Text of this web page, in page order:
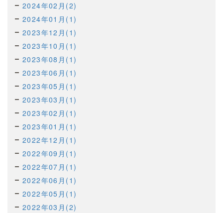
2024年02月(2)
2024年01月(1)
2023年12月(1)
2023年10月(1)
2023年08月(1)
2023年06月(1)
2023年05月(1)
2023年03月(1)
2023年02月(1)
2023年01月(1)
2022年12月(1)
2022年09月(1)
2022年07月(1)
2022年06月(1)
2022年05月(1)
2022年03月(2)